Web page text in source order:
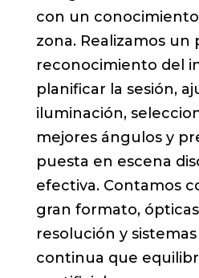
con un
zona. Realizamos un
reconocimiento del
planificar la sesión,
iluminación,
mejores ángulos y
puesta en escena
efectiva. Contamos
gran formato,
resolución y
continua que